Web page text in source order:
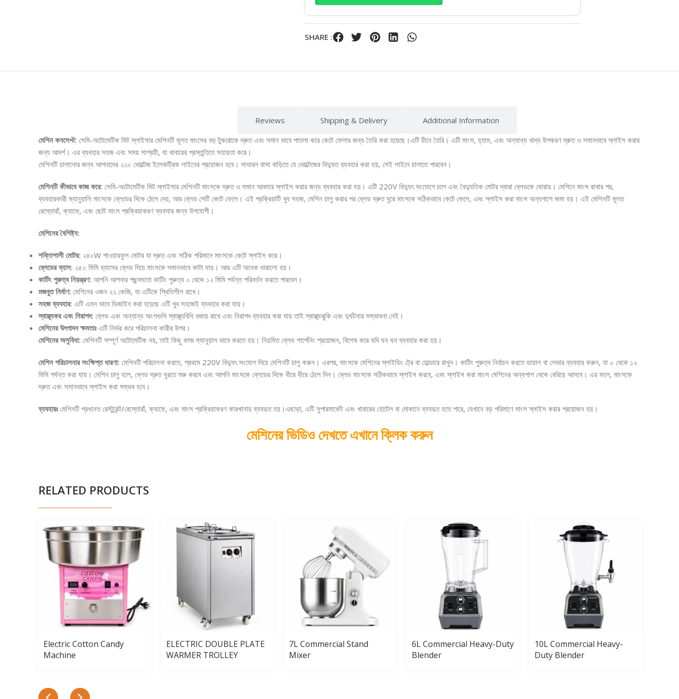
SHARE :
Reviews Shipping & Delivery
Additional Information
মেশিন কনসেপ্ট: সেমি-অটোমেটিক মিট স্লাইসার মেশিনটি মূলত মাংসের বড় টুকরোকে দ্রুত এবং সমান ভাবে পাতলা করে কেটে ফেলার জন্য তৈরি করা হয়েছে।এটি চীনে তৈরি। এটি মাংস, হ্যাম, এবং অন্যান্য খাদ্য উপকরণ দ্রুত ও সমানভাবে স্লাইস করার
জন্য আদর্শ। এর ব্যবহার সহজ এবং সময় সাশ্রয়ী, যা খাবারের প্রস্তুতিতে সহায়তা করে।
মেশিনটি চালানোর জন্য আপনাদের ২২০ ভোল্টেজ ইলেকট্রিক লাইনের প্রয়োজন হবে। সাধারন বাসা বাড়িতে যে ভোল্টেজের বিদ্যুত ব্যবহার করা হয়, সেই লাইনে চালাতে পারবেন।
মেশিনটি কীভাবে কাজ করে: সেমি-অটোমেটিক মিট স্লাইসার মেশিনটি মাংসকে দ্রুত ও সমান আকারে স্লাইস করার জন্য ব্যবহার করা হয়। এটি 220V বিদ্যুৎ সংযোগে চলে এবং বৈদ্যুতিক মোটর দ্বারা ব্লেডকে ঘোরায়। মেশিনে মাংস রাখার পর,
ব্যবহারকারী ম্যানুয়ালি মাংসকে ব্লেডের দিকে ঠেলে দেয়, আর ব্লেড সেটি কেটে ফেলে। এই প্রক্রিয়াটি খুব সহজ, মেশিন চালু করার পর ব্লেড দ্রুত ঘুরে মাংসকে সঠিকভাবে কেটে ফেলে, এবং স্লাইস করা মাংস অন্যপাশে জমা হয়। এই মেশিনটি মূলত
রেস্তোরাঁ, ক্যাফে, এবং ছোট মাংস প্রক্রিয়াকরণ ব্যবসার জন্য উপযোগী।
মেশিনের বৈশিষ্ট্য:
শক্তিশালী মোটর: ২৪০W পাওয়ারফুল মোটর যা দ্রুত এবং সঠিক পরিমানে মাংসকে কেটে স্লাইস করে।
ব্লেডের ব্যাস: ২৫০ মিমি ব্যাসের ব্লেড দিয়ে মাংসকে সমানভাবে কাটা যায়। আর এটি অনেক ধারালো হয়।
কাটিং পুরুত্ব নিয়ন্ত্রণ: আপনি আপনার পছন্দমতো কাটিং পুরুত্ব ০ থেকে ১২ মিমি পর্যন্ত পরিবর্তন করতে পারবেন।
মজবুত নির্মাণ: মেশিনের ওজন ২২ কেজি, যা এটিকে স্থিতিশীল রাখে।
সহজ ব্যবহার: এটি এমন ভাবে ডিজাইন করা হয়েছে এটি খুব সহজেই ব্যবহার করা যায়।
স্বাস্থ্যকর এবং নিরাপদ: ব্লেড এবং অন্যান্য অংশগুলি স্বাস্থ্যবিধি বজায় রাখে এবং নিরাপদ ব্যবহার করা যায় তাই স্বাস্থ্যঝুকি এবং দুর্ঘটনার সম্ভাবনা নেই।
মেশিনের উৎপাদন ক্ষমতাঃএটি নির্ভর করে পরিচালনা কারীর উপর।
মেশিনের অসুবিধা: মেশিনটি সম্পূর্ণ অটোমেটিক নয়, তাই কিছু কাজ ম্যানুয়াল ভাবে করতে হয়। নিয়মিত ব্লেড শার্পেনিং প্রয়োজন, বিশেষ করে যদি ঘন ঘন ব্যবহার করা হয়।
মেশিন পরিচালনার সংক্ষিপ্ত ধারণা: মেশিনটি পরিচালনা করতে, প্রথমে 220V বিদ্যুৎ সংযোগ দিয়ে মেশিনটি চালু করুন। এরপর, মাংসকে মেশিনের স্লাইডিং ট্রে বা হোল্ডারে রাখুন। কাটিং পুরুত্ব নির্বাচন করতে ডায়াল বা লেভার ব্যবহার করুন, যা ০ থেকে ১২
মিমি পর্যন্ত করা যায়। মেশিন চালু হলে, ব্লেড দ্রুত ঘুরতে শুরু করবে এবং আপনি মাংসকে ব্লেডের দিকে ধীরে ধীরে ঠেলে দিন। ব্লেড মাংসকে সঠিকভাবে স্লাইস করবে, এবং স্লাইস করা মাংস মেশিনের অন্যপাশ থেকে বেরিয়ে আসবে। এর ফলে, মাংসকে
দ্রুত এবং সমানভাবে স্লাইস করা সম্ভব হবে।
ব্যবহারঃমেশিনটি প্রধানত রেস্টুরেন্ট/রেস্তোরাঁ, ক্যাফে, এবং মাংস প্রক্রিয়াকরণ কারখানায় ব্যবহৃত হয়।এছাড়া, এটি সুপারমার্কেট এবং খাবারের হোটেল বা দোকানে ব্যবহৃত হতে পারে, যেখানে বড় পরিমাণে মাংস স্লাইস করার প্রয়োজন হয়।
মেশিনের ভিডিও দেখতে এখানে ক্লিক করুন
RELATED PRODUCTS
Electric Cotton Candy
Machine
ELECTRIC DOUBLE PLATE
WARMER TROLLEY
7L Commercial Stand
Mixer
6L Commercial Heavy-Duty
Blender
10L Commercial Heavy-
Duty Blender